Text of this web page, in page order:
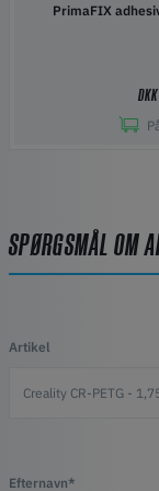
PrimaFIX
DKK
SPØRGSMÅL OM
Artikel
Efternavn*